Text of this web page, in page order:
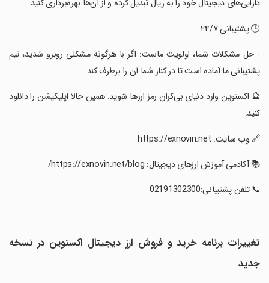
دارایی‌های دیجیتال خود را به ریال تبدیل کرده و از آن‌ها بهره‌برداری کنید.
‏🕒 پشتیبانی ۲۴/۷
‏- حل مشکلات شما، اولویت ماست: اگر با هرگونه مشکلی روبرو شدید، تیم
پشتیبانی ما آماده است تا در کنار شما آن را برطرف کند.
‏🔮 اکسنوین وارد دنیای بی‌کران رمز ارزها شوید. همین حالا اپلیکیشن را دانلود
کنید.
‏🔗 وب سایت: https://exnovin.net
‏📚 آکادمی آموزش ارزهای دیجیتال: https://exnovin.net/blog/
‏📞 تلفن پشتیبانی:02191302300
تغییرات برنامه ‏خرید و فروش ارز دیجیتال اکسنوین در نسخه
جدید